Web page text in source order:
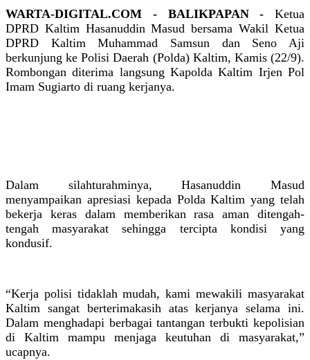
WARTA-DIGITAL.COM - BALIKPAPAN - Ketua
DPRD Kaltim Hasanuddin Masud bersama Wakil Ketua
DPRD Kaltim Muhammad Samsun dan Seno Aji
berkunjung ke Polisi Daerah (Polda) Kaltim, Kamis (22/9).
Rombongan diterima langsung Kapolda Kaltim Irjen Pol
Imam Sugiarto di ruang kerjanya.
Dalam silahturahminya, Hasanuddin Masud
menyampaikan apresiasi kepada Polda Kaltim yang telah
bekerja keras dalam memberikan rasa aman ditengah-
tengah masyarakat sehingga tercipta kondisi yang
kondusif.
“Kerja polisi tidaklah mudah, kami mewakili masyarakat
Kaltim sangat berterimakasih atas kerjanya selama ini.
Dalam menghadapi berbagai tantangan terbukti kepolisian
di Kaltim mampu menjaga keutuhan di masyarakat,”
ucapnya.